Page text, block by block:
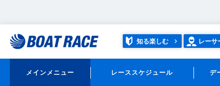
知る楽しむ レーサ
メインメニュー レーススケジュール デ